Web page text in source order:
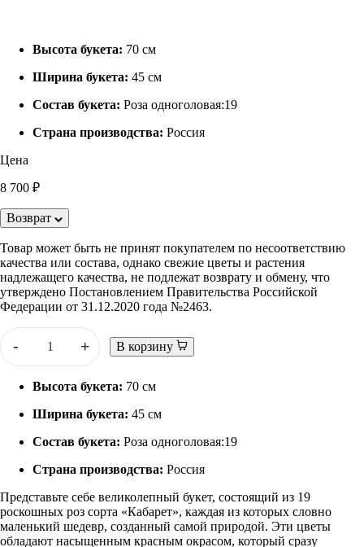
Высота букета: 70 см
Ширина букета: 45 см
Состав букета: Роза одноголовая:19
Страна производства: Россия
Цена
8 700 ₽
Возврат
Товар может быть не принят покупателем по несоответствию
качества или состава, однако свежие цветы и растения
надлежащего качества, не подлежат возврату и обмену, что
утверждено Постановлением Правительства Российской
Федерации от 31.12.2020 года №2463.
- + В корзину
Высота букета: 70 см
Ширина букета: 45 см
Состав букета: Роза одноголовая:19
Страна производства: Россия
Представьте себе великолепный букет, состоящий из 19
роскошных роз сорта «Кабарет», каждая из которых словно
маленький шедевр, созданный самой природой. Эти цветы
обладают насыщенным красным окрасом, который сразу